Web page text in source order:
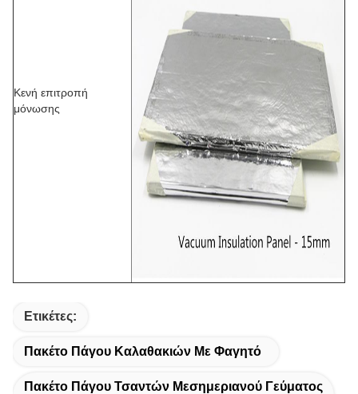
Κενή επιτροπή
μόνωσης
Ετικέτες:
Πακέτο Πάγου Καλαθακιών Με Φαγητό
Πακέτο Πάγου Τσαντών Μεσημεριανού Γεύματος